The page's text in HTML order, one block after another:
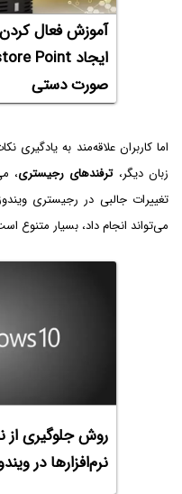
صورت دستی
اما کاربران علاقه‌مند به
زبان دیگر،ترفندهای رجیستری
تغییرات جالبی در رجیستری
می‌تواند انجام داد، بسیار متنوع
روش جلوگیری از
نرم‌افزارها در ویندوز